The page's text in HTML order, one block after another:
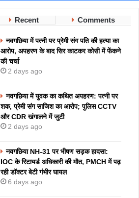
Recent Comments
नवगछिया में पत्नी पर प्रेमी संग पति की हत्या का
आरोप, अपहरण के बाद सिर काटकर कोसी में फेंकने
की चर्चा
2 days ago
नवगछिया में युवक का कथित अपहरण: पत्नी पर
शक, प्रेमी संग साजिश का आरोप; पुलिस CCTV
और CDR खंगालने में जुटी
2 days ago
नवगछिया NH-31 पर भीषण सड़क हादसा:
IOC के रिटायर्ड अधिकारी की मौत, PMCH में पढ़
रही डॉक्टर बेटी गंभीर घायल
6 days ago